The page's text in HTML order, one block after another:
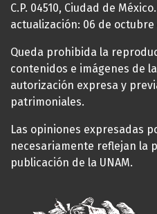
C.P. 04510, Ciudad de
actualización: 06 de octubre
Queda prohibida la
contenidos e imágenes de
autorización expresa y
patrimoniales.
Las opiniones expresadas
necesariamente reflejan la
publicación de la UNAM.